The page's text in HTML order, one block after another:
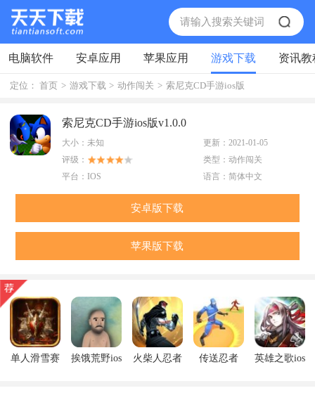
电脑软件 安卓应用 苹果应用 游戏下载 资讯教
定位： 首页 > 游戏下载 > 动作闯关 > 索尼克CD手游ios版
索尼克CD手游ios版v1.0.0
大小： 未知 更新： 2021-01-05
评级：
类型： 动作闯关
平台：
IOS 语言： 简体中文
安卓版下载
苹果版下载
单人滑雪赛
挨饿荒野ios
火柴人忍者
传送忍者
英雄之歌ios